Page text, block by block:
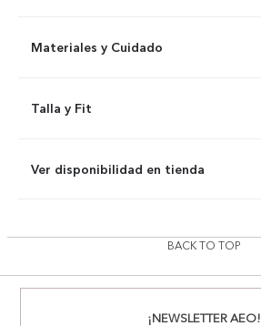
Materiales y Cuidado
Talla y Fit
Ver disponibilidad en tienda
BACK TO TOP
¡NEWSLETTER AEO!